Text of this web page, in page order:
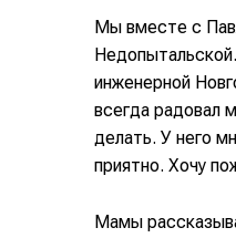
Мы вместе с
инженерной
всегда радовал
делать. У него
приятно. Хочу
Мамы